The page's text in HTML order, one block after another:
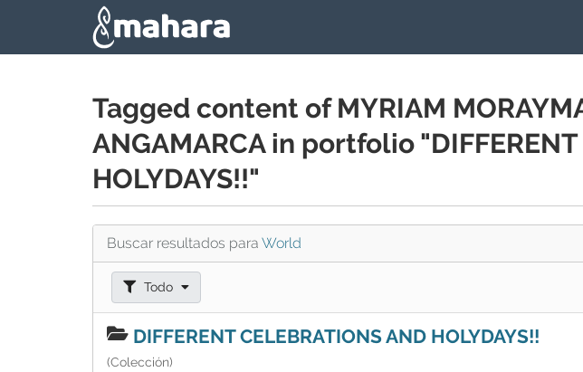
Skip to main content
Tagged content of MYRIAM
ANGAMARCA in portfolio "DIFFERENT
HOLYDAYS!!"
Buscar resultados para World
Filtrar resultados como:
Todo
DIFFERENT CELEBRATIONS AND HOLYDAYS!!
(Colección)